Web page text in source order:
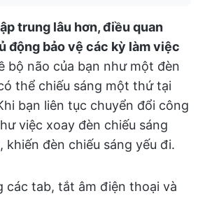
trung lâu hơn, điều quan
động bảo vệ các kỳ làm việc
bộ não của bạn như một đèn
thể chiếu sáng một thứ tại
bạn liên tục chuyển đổi công
việc xoay đèn chiếu sáng
khiến đèn chiếu sáng yếu đi.
các tab, tắt âm điện thoại và